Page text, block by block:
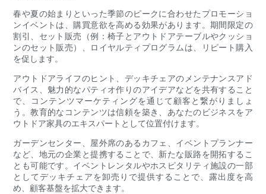
春や夏の始まりといった季節のピークに合わせたプロモーショ
ンイベントは、購買意欲を高める効果があります。期間限定の
割引、セット販売（例：椅子とアウトドアテーブルやクッショ
ンのセット販売）、ロイヤルティプログラムは、リピート購入
を促します。
アウトドアライフのヒント、デッキチェアのメンテナンスアド
バイス、魅力的なパティオ作りのアイデアなどを共有すること
で、コンテンツマーケティングを通じて顧客と繋がりましょ
う。教育的なコンテンツは信頼を築き、あなたのビジネスをア
ウトドア家具のエキスパートとして位置付けます。
ガーデンセンター、屋外席のあるカフェ、イベントプランナー
など、地元の企業と提携することで、新たな販路を開拓するこ
とも可能です。イベントレンタルやホスピタリティ施設の一部
としてデッキチェアを卸売りで提供することで、露出度を高
め、顧客基盤を拡大できます。